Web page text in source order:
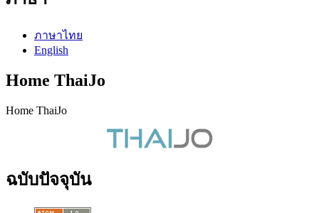
ภาษาไทย
English
Home ThaiJo
Home ThaiJo
ฉบับปัจจุบัน